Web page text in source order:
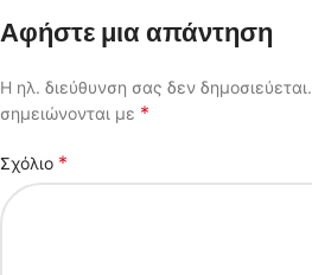
Αφήστε μια απάντηση
Η ηλ. διεύθυνση σας δεν δημοσιεύεται.
σημειώνονται με *
Σχόλιο *